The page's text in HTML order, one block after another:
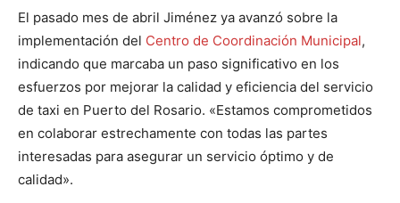
El pasado mes de abril Jiménez ya avanzó sobre la
implementación del Centro de Coordinación Municipal,
indicando que marcaba un paso significativo en los
esfuerzos por mejorar la calidad y eficiencia del servicio
de taxi en Puerto del Rosario. «Estamos comprometidos
en colaborar estrechamente con todas las partes
interesadas para asegurar un servicio óptimo y de
calidad».